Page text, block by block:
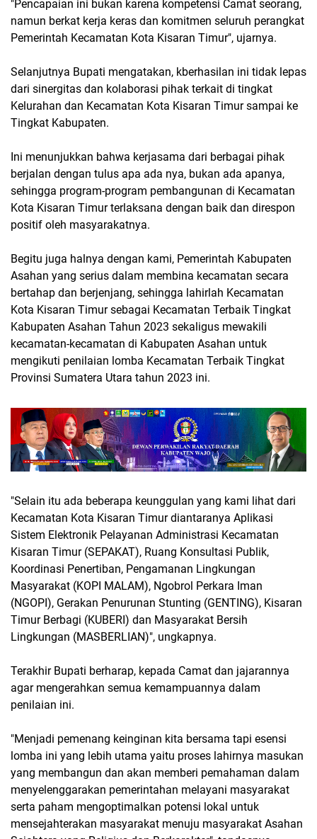
"Pencapaian ini bukan karena kompetensi Camat seorang,
namun berkat kerja keras dan komitmen seluruh perangkat
Pemerintah Kecamatan Kota Kisaran Timur", ujarnya.
Selanjutnya Bupati mengatakan, kberhasilan ini tidak lepas
dari sinergitas dan kolaborasi pihak terkait di tingkat
Kelurahan dan Kecamatan Kota Kisaran Timur sampai ke
Tingkat Kabupaten.
Ini menunjukkan bahwa kerjasama dari berbagai pihak
berjalan dengan tulus apa ada nya, bukan ada apanya,
sehingga program-program pembangunan di Kecamatan
Kota Kisaran Timur terlaksana dengan baik dan direspon
positif oleh masyarakatnya.
Begitu juga halnya dengan kami, Pemerintah Kabupaten
Asahan yang serius dalam membina kecamatan secara
bertahap dan berjenjang, sehingga lahirlah Kecamatan
Kota Kisaran Timur sebagai Kecamatan Terbaik Tingkat
Kabupaten Asahan Tahun 2023 sekaligus mewakili
kecamatan-kecamatan di Kabupaten Asahan untuk
mengikuti penilaian lomba Kecamatan Terbaik Tingkat
Provinsi Sumatera Utara tahun 2023 ini.
"Selain itu ada beberapa keunggulan yang kami lihat dari
Kecamatan Kota Kisaran Timur diantaranya Aplikasi
Sistem Elektronik Pelayanan Administrasi Kecamatan
Kisaran Timur (SEPAKAT), Ruang Konsultasi Publik,
Koordinasi Penertiban, Pengamanan Lingkungan
Masyarakat (KOPI MALAM), Ngobrol Perkara Iman
(NGOPI), Gerakan Penurunan Stunting (GENTING), Kisaran
Timur Berbagi (KUBERI) dan Masyarakat Bersih
Lingkungan (MASBERLIAN)", ungkapnya.
Terakhir Bupati berharap, kepada Camat dan jajarannya
agar mengerahkan semua kemampuannya dalam
penilaian ini.
"Menjadi pemenang keinginan kita bersama tapi esensi
lomba ini yang lebih utama yaitu proses lahirnya masukan
yang membangun dan akan memberi pemahaman dalam
menyelenggarakan pemerintahan melayani masyarakat
serta paham mengoptimalkan potensi lokal untuk
mensejahterakan masyarakat menuju masyarakat Asahan